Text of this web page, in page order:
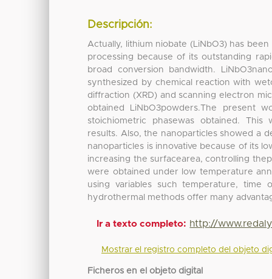
Descripción:
Actually, lithium niobate (LiNbO3) has
processing because of its outstanding
broad conversion bandwidth.
synthesized by chemical reaction with
diffraction (XRD) and scanning electron
obtained LiNbO3powders.The present
stoichiometric phasewas obtained. This
results. Also, the nanoparticles showed a
nanoparticles is innovative because of its
increasing the surfacearea, controlling
were obtained under low temperature
using variables such temperature, time
hydrothermal methods offer many
Ir a texto completo: http://
Mostrar el registro completo del objeto
Ficheros en el objeto digital